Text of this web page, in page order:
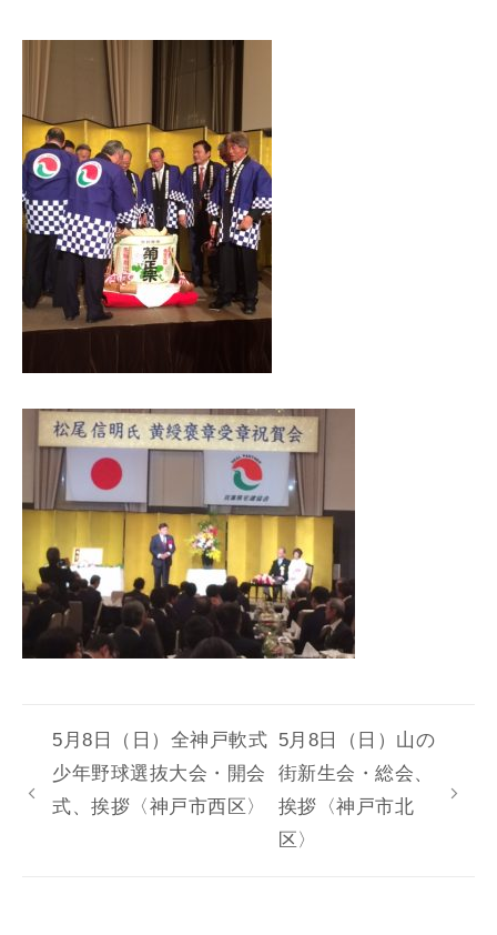
5月8日（日）全神戸軟式
少年野球選抜大会・開会
式、挨拶〈神戸市西区〉
5月8日（日）山の
街新生会・総会、
挨拶〈神戸市北
区〉